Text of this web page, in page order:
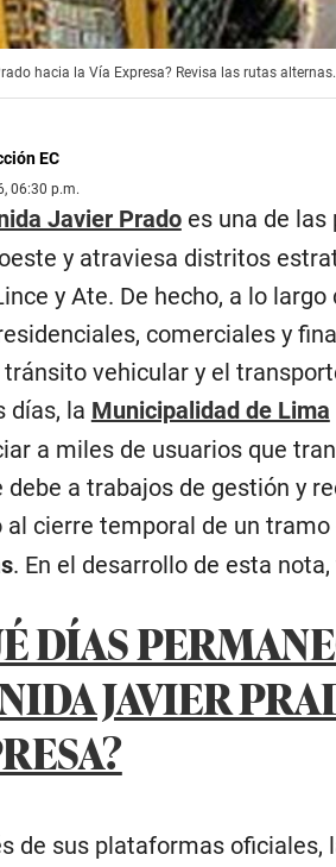
hacia la Vía Expresa? Revisa las rutas
EC
06:30 p.m.
Javier Pradoes una de las
y atraviesa distritos
y Ate. De hecho, a lo
comerciales y
tránsito vehicular y el
días, la Municipalidad de Lima
a miles de usuarios que
debe a trabajos de gestión y
al cierre temporal de un
. En el desarrollo de esta
DÍAS
JAVIER
de sus plataformas oficiales,